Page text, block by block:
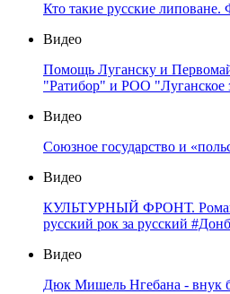
Кто такие русские липоване.
Видео
Помощь Луганску и
"Ратибор" и РОО "Луганское
Видео
Союзное государство и
Видео
КУЛЬТУРНЫЙ ФРОНТ.
русский рок за русский
Видео
Дюк Мишель Нгебана - внук